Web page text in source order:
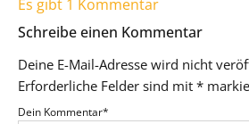
Es gibt 1 Kommentar
Schreibe einen Kommentar
Deine E-Mail-Adresse wird nicht
Erforderliche Felder sind mit *
Dein Kommentar*